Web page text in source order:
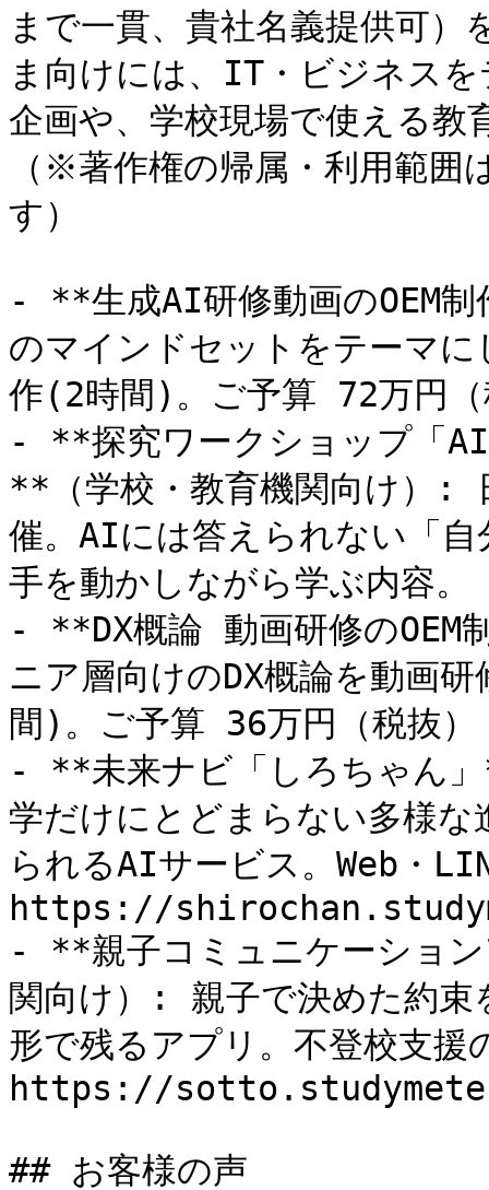
まで一貫、貴社名義提供可）
ま向けには、IT・ビジネス
企画や、学校現場で使える教
（※著作権の帰属・利用範囲
す）
- **生成AI研修動画のOEM
のマインドセットをテーマ
作(2時間)。ご予算 72万円（
- **探究ワークショップ「AI
**（学校・教育機関向け）:
催。AIには答えられない「
手を動かしながら学ぶ内容。
- **DX概論 動画研修のOEM
ニア層向けのDX概論を動画
間)。ご予算 36万円（税抜）
- **未来ナビ「しろちゃん
学だけにとどまらない多様
られるAIサービス。Web・
https://
- **親子コミュニケーショ
関向け）: 親子で決めた約束
形で残るアプリ。不登校支
https://
## お客様の声